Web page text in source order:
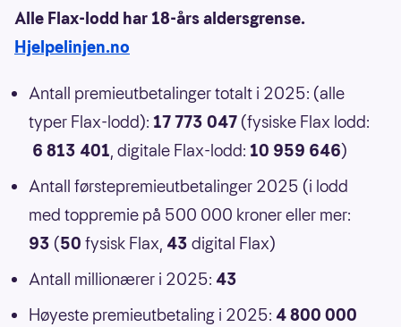
Alle Flax-lodd har 18-års aldersgrense.
Hjelpelinjen.no
Antall premieutbetalinger totalt i 2025: (alle
typer Flax-lodd): 17 773 047 (fysiske Flax lodd:
6 813 401, digitale Flax-lodd: 10 959 646)
Antall førstepremieutbetalinger 2025 (i lodd
med toppremie på 500 000 kroner eller mer:
93 (50 fysisk Flax, 43 digital Flax)
Antall millionærer i 2025: 43
Høyeste premieutbetaling i 2025: 4 800 000